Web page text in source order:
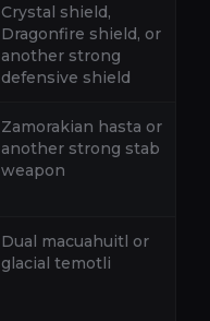
Crystal shield,
Dragonfire shield, or
another strong
defensive shield
Zamorakian hasta or
another strong stab
weapon
Dual macuahuitl or
glacial temotli